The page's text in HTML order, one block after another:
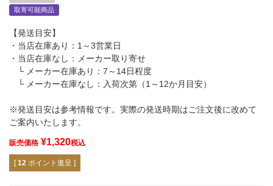
取寄可能商品
【発送目安】
・当店在庫あり：1～3営業日
・当店在庫なし：メーカー取り寄せ
└ メーカー在庫あり：7～14日程度
└ メーカー在庫なし：入荷次第（1～12か月目安）
※発送目安は参考情報です。実際の発送時期はご注文後に改めて
ご案内いたします。
販売価格 ¥1,320税込
[ 12 ポイント進呈 ]